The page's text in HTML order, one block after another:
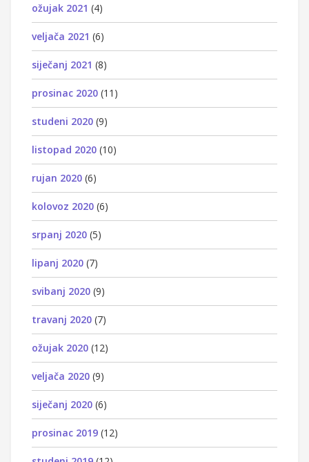
ožujak 2021 (4)
veljača 2021 (6)
siječanj 2021 (8)
prosinac 2020 (11)
studeni 2020 (9)
listopad 2020 (10)
rujan 2020 (6)
kolovoz 2020 (6)
srpanj 2020 (5)
lipanj 2020 (7)
svibanj 2020 (9)
travanj 2020 (7)
ožujak 2020 (12)
veljača 2020 (9)
siječanj 2020 (6)
prosinac 2019 (12)